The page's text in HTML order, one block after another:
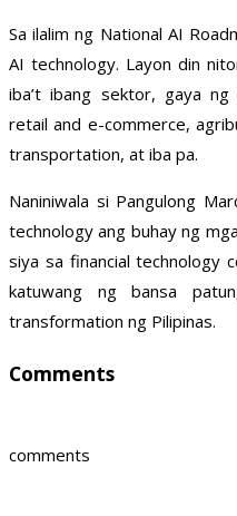
Sa ilalim ng National AI
AI technology. Layon din
iba’t ibang sektor, gaya ng
retail and e-commerce,
transportation, at iba pa.
Naniniwala si Pangulong
technology ang buhay ng
siya sa financial technology
katuwang ng bansa
transformation ng Pilipinas.
Comments
comments